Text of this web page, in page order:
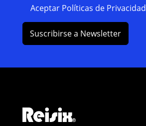
Aceptar Políticas de Privacidad
Suscribirse a Newsletter